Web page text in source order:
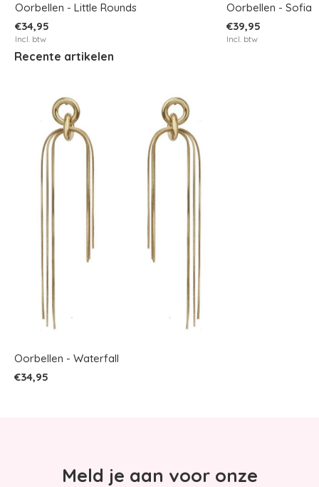
Oorbellen - Little Rounds
€34,95
Incl. btw
Oorbellen - Sofia
€39,95
Incl. btw
Recente artikelen
Oorbellen - Waterfall
€34,95
Meld je aan voor onze